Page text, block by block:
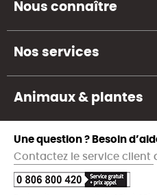
Nous connaître
Nos services
Animaux & plantes
Une question ? Besoin
Contactez le service client